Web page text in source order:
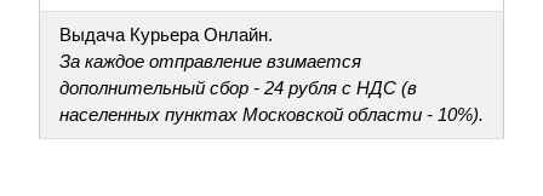
Выдача Курьера Онлайн.
За каждое отправление взимается
дополнительный сбор - 24 рубля с НДС (в
населенных пунктах Московской области - 10%).